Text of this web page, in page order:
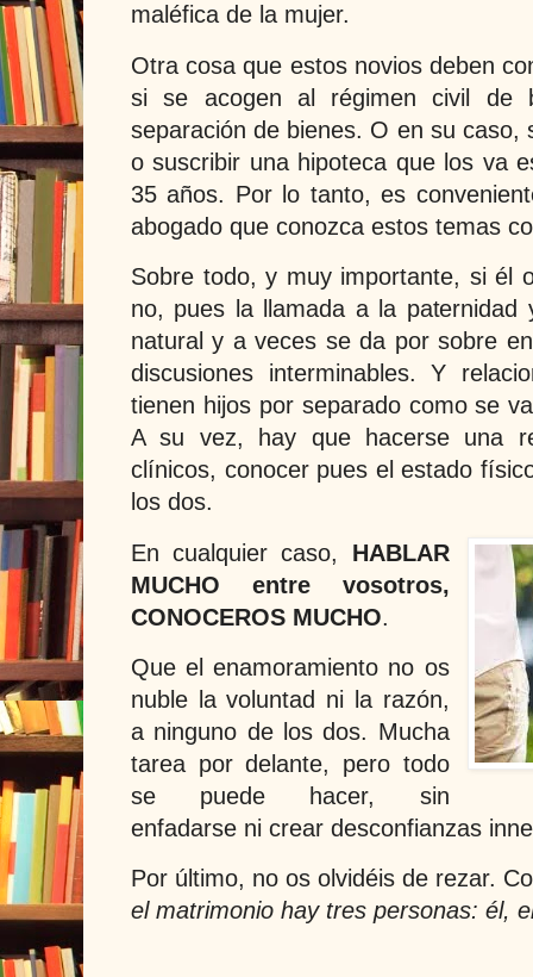
maléfica de la mujer.
Otra cosa que estos novios deben
si se acogen al régimen civil de
separación de bienes. O en su caso,
o suscribir una hipoteca que los va
35 años. Por lo tanto, es
abogado que conozca estos temas
Sobre todo, y muy importante, si él
no, pues la llamada a la
natural y a veces se da por sobre
discusiones interminables. Y
tienen hijos por separado como se
A su vez, hay que hacerse una
clínicos, conocer pues el estado
los dos.
En cualquier caso, HABLAR
MUCHO entre vosotros,
CONOCEROS MUCHO.
Que el enamoramiento no os
nuble la voluntad ni la razón,
a ninguno de los dos. Mucha
tarea por delante, pero todo
se puede hacer, sin
enfadarse ni crear desconfianzas
Por último, no os olvidéis de rezar.
el matrimonio hay tres personas: él,